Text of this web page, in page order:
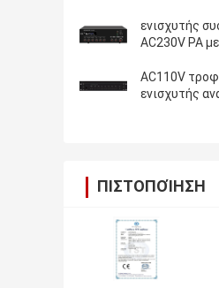
ενισχυτής
AC230V PA
AC110V
ενισχυτής
ΠΙΣΤΟΠΟΊΗΣΗ